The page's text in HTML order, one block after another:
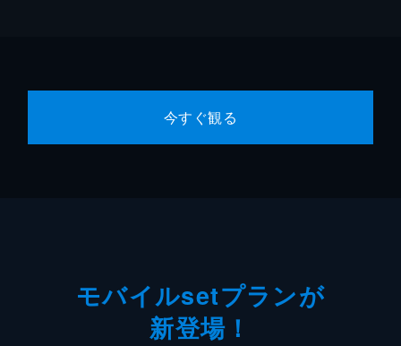
今すぐ観る
モバイルsetプランが
新登場！